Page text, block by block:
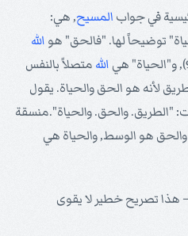
في جواب المسيح, هي:
توضيحاً لها. "فالحق" هو الله
الله متصلاً بالنفس
لأنه هو الحق والحياة. يقول
"الطريق. والحق. والحياة".منسقة
والحق هو الوسط, والحياة هي
– هذا تصريح خطير لا يقوى